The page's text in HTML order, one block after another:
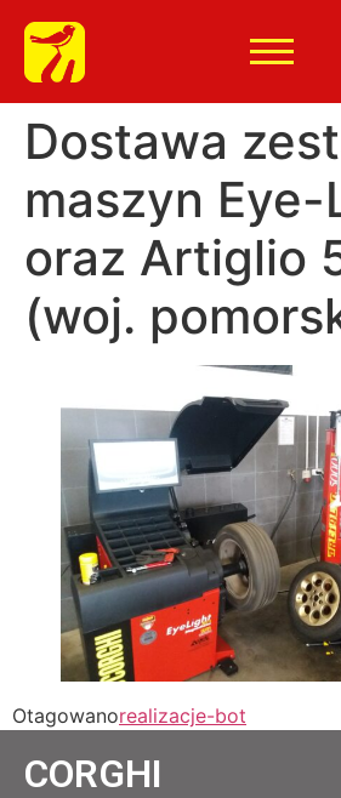
Dostawa
maszyn
oraz Artiglio
(woj.
Otagowanorealizacje-bot
CORGHI